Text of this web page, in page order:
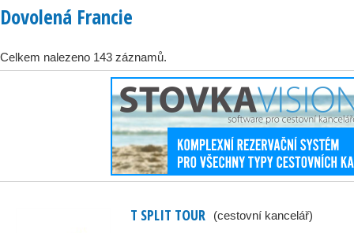
Dovolená Francie
Celkem nalezeno 143 záznamů.
T SPLIT TOUR (cestovní kancelář)